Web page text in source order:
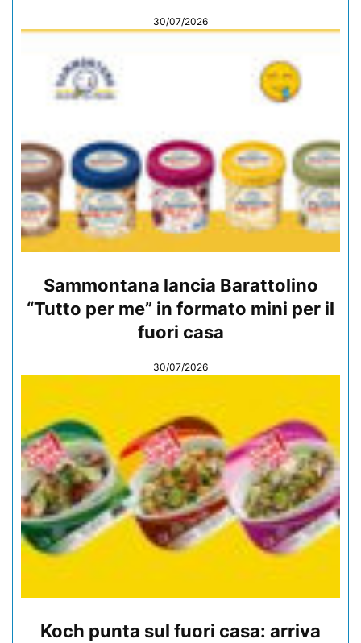
30/07/2026
Sammontana lancia Barattolino
“Tutto per me” in formato mini per il
fuori casa
30/07/2026
Koch punta sul fuori casa: arriva